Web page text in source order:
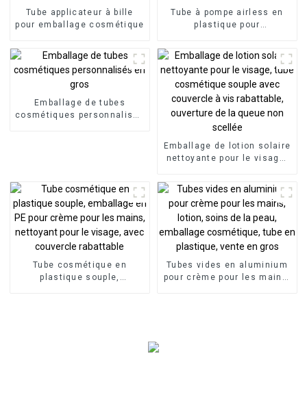
Tube applicateur à bille
pour emballage cosmétique
Tube à pompe airless en
plastique pour
Emballage de tubes
cosmétiques personnalisés
Emballage de lotion solaire
nettoyante pour le visage,
avec couvercle à vis
rabattable, ouverture de la
queue non scellée
Tube cosmétique en
plastique souple,
Tubes vides en aluminium
pour crème pour les mains,